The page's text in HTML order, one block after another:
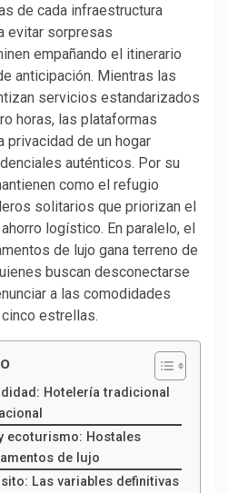
de cada infraestructura
evitar sorpresas
empañando el itinerario
anticipación. Mientras las
servicios estandarizados
horas, las plataformas
privacidad de un hogar
auténticos. Por su
como el refugio
solitarios que priorizan el
logístico. En paralelo, el
de lujo gana terreno de
buscan desconectarse
a las comodidades
estrellas.
Hotelería tradicional
ecoturismo: Hostales
de lujo
Las variables definitivas